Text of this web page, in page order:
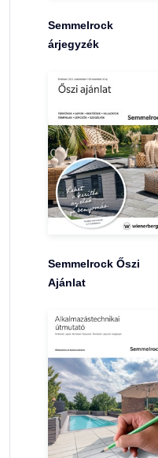
Semmelrock
árjegyzék
Semmelrock Őszi
Ajánlat